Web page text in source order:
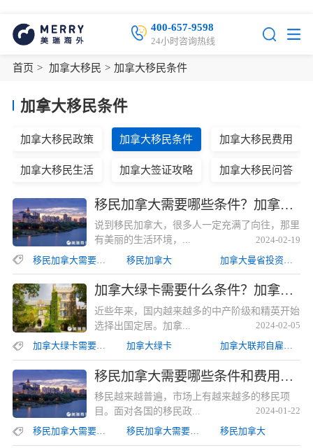
400-657-9598
24小时咨询热线
首页 > 加拿大移民 > 加拿大移民条件
加拿大移民条件
加拿大移民政策 加拿大移民条件 加拿大移民费用
加拿大移民生活 加拿大签证攻略 加拿大移民问答
移民加拿大需要哪些条件？加拿大曼省投资创业移民需满足的条件移民加拿大需要哪些条件？加拿大曼省投资创业移民需满足的条件
说到移民加拿大，很多人一定充满了向往，那里
有美丽的生活环境，...
2024-02-19
移民加拿大
加拿大绿卡需要什么条件？加拿大联邦自雇移民所需要求和材料加拿大绿卡需要什么条件？加拿大联邦自雇移民所需要求和材料
近些年来，国内越来越多的中产阶级和精英开始
选择出国定居。加拿...
2024-02-05
加拿大绿卡
移民加拿大需要哪些条件和费用？加拿大阿省雇主担保移民所需要求和费用移民加拿大需要哪些条件和费用？加拿大阿省雇主担保移民所需要求和费用
移民越来越普遍，市场上有越来越多的移民项
目。面对各国的移民政...
2024-01-22
移民加拿大需要哪些条件和费用
移民加拿大需要哪些条件 移民加拿大